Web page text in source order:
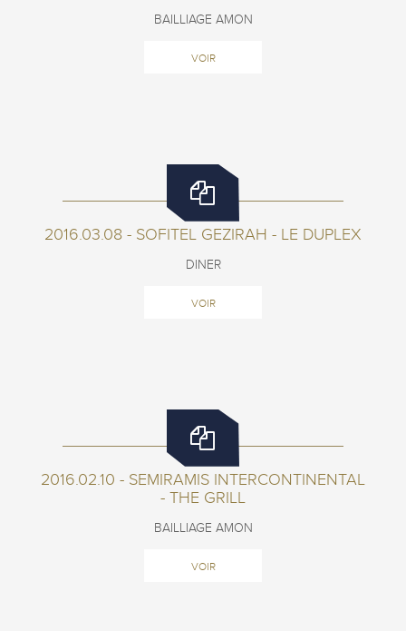
BAILLIAGE AMON
VOIR
2016.03.08 - SOFITEL GEZIRAH - LE DUPLEX
DINER
VOIR
2016.02.10 - SEMIRAMIS INTERCONTINENTAL
- THE GRILL
BAILLIAGE AMON
VOIR